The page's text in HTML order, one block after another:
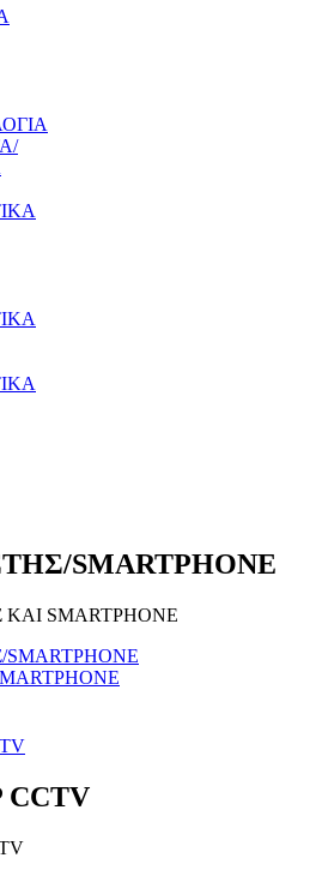
SMARTPHONE